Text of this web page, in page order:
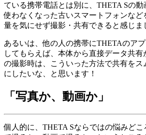
ている携帯電話とは別に、THETA Sの動
使わなくなった古いスマートフォンなど
量を気にせず撮影・共有できると感じま
あるいは、他の人の携帯にTHETAのア
してもらえば、本体から直接データ共有
の撮影時は、こういった方法で共有をス
にしたいな、と思います！
「写真か、動画か」
個人的に、THETA Sならではの悩みど